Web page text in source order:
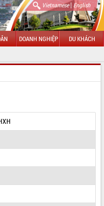
Vietnamese| English
DOANH NGHIỆP DU KHÁCH